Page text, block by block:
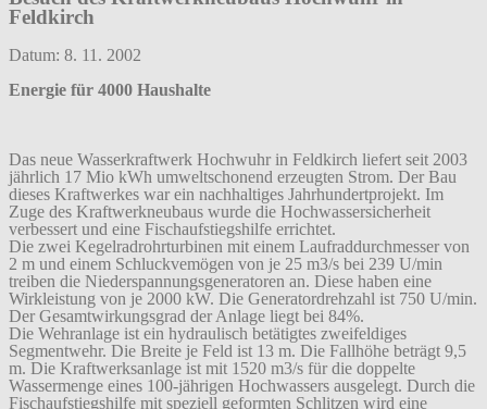
Feldkirch
Datum: 8. 11. 2002
Energie für 4000 Haushalte
Das neue Wasserkraftwerk Hochwuhr in Feldkirch liefert seit 2003
jährlich 17 Mio kWh umweltschonend erzeugten Strom. Der Bau
dieses Kraftwerkes war ein nachhaltiges Jahrhundertprojekt. Im
Zuge des Kraftwerkneubaus wurde die Hochwassersicherheit
verbessert und eine Fischaufstiegshilfe errichtet.
Die zwei Kegelradrohrturbinen mit einem Laufraddurchmesser von
2 m und einem Schluckvemögen von je 25 m3/s bei 239 U/min
treiben die Niederspannungsgeneratoren an. Diese haben eine
Wirkleistung von je 2000 kW. Die Generatordrehzahl ist 750 U/min.
Der Gesamtwirkungsgrad der Anlage liegt bei 84%.
Die Wehranlage ist ein hydraulisch betätigtes zweifeldiges
Segmentwehr. Die Breite je Feld ist 13 m. Die Fallhöhe beträgt 9,5
m. Die Kraftwerksanlage ist mit 1520 m3/s für die doppelte
Wassermenge eines 100-jährigen Hochwassers ausgelegt. Durch die
Fischaufstiegshilfe mit speziell geformten Schlitzen wird eine